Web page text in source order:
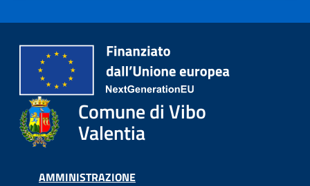
Comune di Vibo
Valentia
AMMINISTRAZIONE